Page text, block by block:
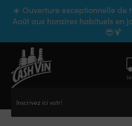
☀️ Ouverture exceptionnelle de
Août aux horaires habituels en
😎🍹
Inscrivez ici votre
Panneau de gestion des cookies